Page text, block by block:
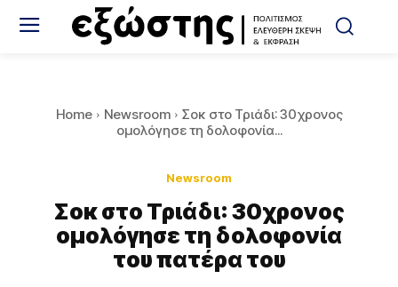
Home Newsroom
Σοκ στο Τριάδι: 30χρονος
ομολόγησε τη δολοφονία...
Newsroom
Σοκ στο Τριάδι: 30χρονος
ομολόγησε τη δολοφονία
του πατέρα του